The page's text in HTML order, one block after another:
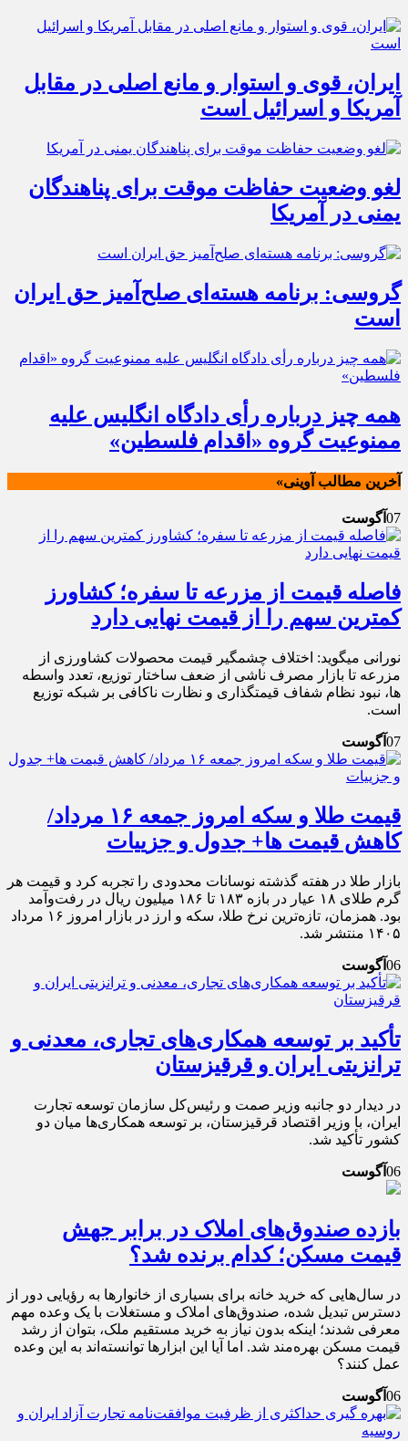
ایران، قوی و استوار و مانع اصلی در مقابل
آمریکا و اسرائیل است
لغو وضعیت حفاظت موقت برای پناهندگان
یمنی در آمریکا
گروسی: برنامه هسته‌ای صلح‌آمیز حق ایران
است
همه چیز درباره رأی دادگاه انگلیس علیه
ممنوعیت گروه «اقدام فلسطین»
آخرین مطالب آوینی»
07آگوست
فاصله قیمت از مزرعه تا سفره؛ کشاورز
کمترین سهم را از قیمت نهایی دارد
نورانی میگوید: اختلاف چشمگیر قیمت محصولات کشاورزی از
مزرعه تا بازار مصرف ناشی از ضعف ساختار توزیع، تعدد واسطه
ها، نبود نظام شفاف قیمتگذاری و نظارت ناکافی بر شبکه توزیع
است.
07آگوست
قیمت طلا و سکه امروز جمعه ۱۶ مرداد/
کاهش قیمت ها+ جدول و جزییات
بازار طلا در هفته گذشته نوسانات محدودی را تجربه کرد و قیمت هر
گرم طلای ۱۸ عیار در بازه ۱۸۳ تا ۱۸۶ میلیون ریال در رفت‌وآمد
بود. همزمان، تازه‌ترین نرخ طلا، سکه و ارز در بازار امروز ۱۶ مرداد
۱۴۰۵ منتشر شد.
06آگوست
تأکید بر توسعه همکاری‌های تجاری، معدنی و
ترانزیتی ایران و قرقیزستان
در دیدار دو جانبه وزیر صمت و رئیس‌کل سازمان توسعه تجارت
ایران، با وزیر اقتصاد قرقیزستان، بر توسعه همکاری‌ها میان دو
کشور تأکید شد.
06آگوست
بازده صندوق‌های املاک در برابر جهش
قیمت مسکن؛ کدام برنده شد؟
در سال‌هایی که خرید خانه برای بسیاری از خانوارها به رؤیایی دور از
دسترس تبدیل شده، صندوق‌های املاک و مستغلات با یک وعده مهم
معرفی شدند؛ اینکه بدون نیاز به خرید مستقیم ملک، بتوان از رشد
قیمت مسکن بهره‌مند شد. اما آیا این ابزارها توانسته‌اند به این وعده
عمل کنند؟
06آگوست